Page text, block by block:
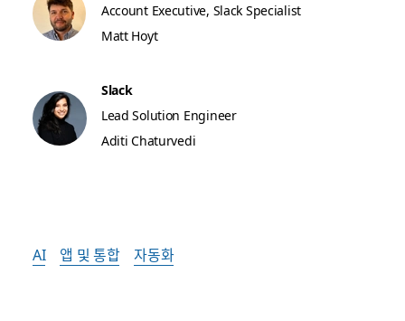
Account Executive, Slack Specialist
Matt Hoyt
Slack
Lead Solution Engineer
Aditi Chaturvedi
AI 앱 및 통합 자동화